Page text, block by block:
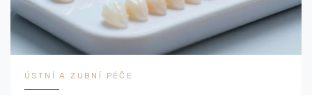
ÚSTNÍ A ZUBNÍ PÉČE